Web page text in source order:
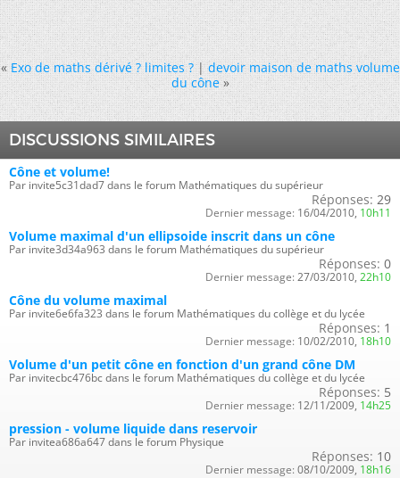
« Exo de maths dérivé ? limites ?|devoir maison de maths volume
du cône »
DISCUSSIONS SIMILAIRES
Cône et volume!
Par invite5c31dad7 dans le forum Mathématiques du supérieur
Réponses: 29
Dernier message: 16/04/2010, 10h11
Volume maximal d'un ellipsoide inscrit dans un cône
Par invite3d34a963 dans le forum Mathématiques du supérieur
Réponses: 0
Dernier message: 27/03/2010, 22h10
Cône du volume maximal
Par invite6e6fa323 dans le forum Mathématiques du collège et du lycée
Réponses: 1
Dernier message: 10/02/2010, 18h10
Volume d'un petit cône en fonction d'un grand cône DM
Par invitecbc476bc dans le forum Mathématiques du collège et du lycée
Réponses: 5
Dernier message: 12/11/2009, 14h25
pression - volume liquide dans reservoir
Par invitea686a647 dans le forum Physique
Réponses: 10
Dernier message: 08/10/2009, 18h16